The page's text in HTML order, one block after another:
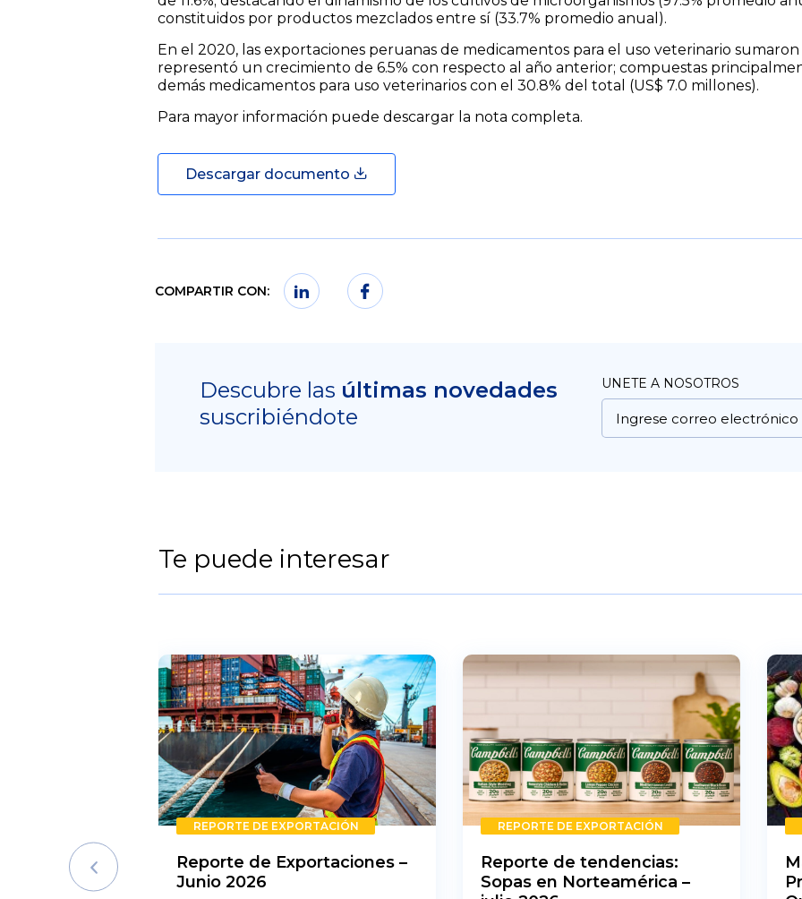
constituidos por productos mezclados entre sí (33.7% promedio anual).
En el 2020, las exportaciones peruanas de medicamentos para el uso veterinario sumaron
representó un crecimiento de 6.5% con respecto al año anterior; compuestas
demás medicamentos para uso veterinarios con el 30.8% del total (US$ 7.0 millones).
Para mayor información puede descargar la nota completa.
Descargar documento
COMPARTIR CON:
Descubre las últimas novedades
suscribiéndote
UNETE A NOSOTROS
Te puede interesar
REPORTE DE EXPORTACIÓN
Reporte de Exportaciones –
Junio 2026
REPORTE DE EXPORTACIÓN
Reporte de tendencias:
Sopas en Norteamérica –